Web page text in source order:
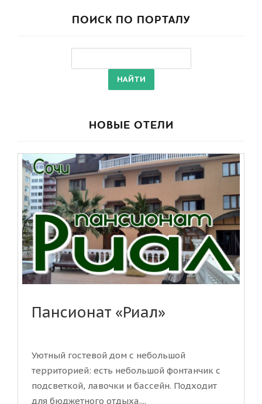
ПОИСК ПО ПОРТАЛУ
НОВЫЕ ОТЕЛИ
Пансионат «Риал»
Уютный гостевой дом с небольшой
территорией: есть небольшой фонтанчик с
подсветкой, лавочки и бассейн. Подходит
для бюджетного отдыха....